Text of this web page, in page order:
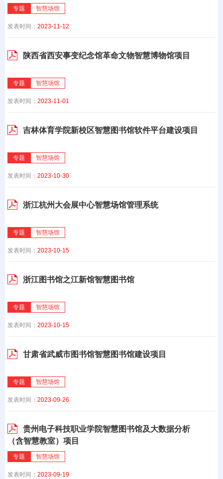
专题 智慧场馆
发表时间： 2023-11-12
陕西省西安事变纪念馆革命文物智慧博物馆项目
专题 智慧场馆
发表时间： 2023-11-01
吉林体育学院新校区智慧图书馆软件平台建设项目
专题 智慧场馆
发表时间： 2023-10-30
浙江杭州大会展中心智慧场馆管理系统
专题 智慧场馆
发表时间： 2023-10-15
浙江图书馆之江新馆智慧图书馆
专题 智慧场馆
发表时间： 2023-10-15
甘肃省武威市图书馆智慧图书馆建设项目
专题 智慧场馆
发表时间： 2023-09-26
贵州电子科技职业学院智慧图书馆及大数据分析
（含智慧教室）项目
专题 智慧场馆
发表时间： 2023-09-19